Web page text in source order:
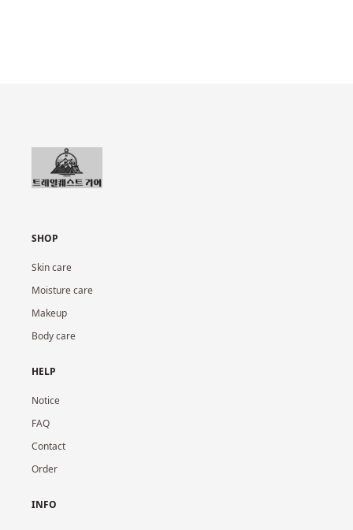
SHOP
Skin care
Moisture care
Makeup
Body care
HELP
Notice
FAQ
Contact
Order
INFO